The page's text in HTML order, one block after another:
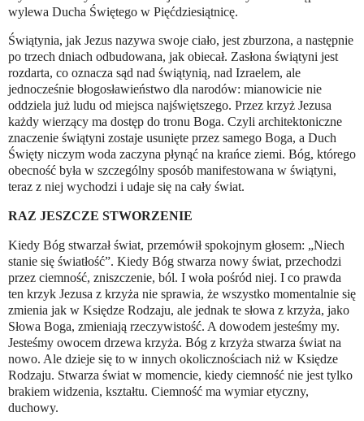
wylewa Ducha Świętego w Pięćdziesiątnicę.
Świątynia, jak Jezus nazywa swoje ciało, jest zburzona, a następnie
po trzech dniach odbudowana, jak obiecał. Zasłona świątyni jest
rozdarta, co oznacza sąd nad świątynią, nad Izraelem, ale
jednocześnie błogosławieństwo dla narodów: mianowicie nie
oddziela już ludu od miejsca najświętszego. Przez krzyż Jezusa
każdy wierzący ma dostęp do tronu Boga. Czyli architektoniczne
znaczenie świątyni zostaje usunięte przez samego Boga, a Duch
Święty niczym woda zaczyna płynąć na krańce ziemi. Bóg, którego
obecność była w szczególny sposób manifestowana w świątyni,
teraz z niej wychodzi i udaje się na cały świat.
RAZ JESZCZE STWORZENIE
Kiedy Bóg stwarzał świat, przemówił spokojnym głosem: „Niech
stanie się światłość”. Kiedy Bóg stwarza nowy świat, przechodzi
przez ciemność, zniszczenie, ból. I woła pośród niej. I co prawda
ten krzyk Jezusa z krzyża nie sprawia, że wszystko momentalnie się
zmienia jak w Księdze Rodzaju, ale jednak te słowa z krzyża, jako
Słowa Boga, zmieniają rzeczywistość. A dowodem jesteśmy my.
Jesteśmy owocem drzewa krzyża. Bóg z krzyża stwarza świat na
nowo. Ale dzieje się to w innych okolicznościach niż w Księdze
Rodzaju. Stwarza świat w momencie, kiedy ciemność nie jest tylko
brakiem widzenia, kształtu. Ciemność ma wymiar etyczny,
duchowy.